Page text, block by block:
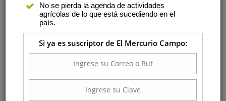
Aproleche Osorno desde 2010.
Universidad de Chile y cursó un
magíster en ciencias
Agropecuarias con mención en
gestión de sistemas pecuarios y
nutrición animal en la misma casa de estudios. Se ha
especializado en producción animal y posee sólidos
No se pierda la agenda de actividades
agrícolas de lo que está sucediendo en el
país.
Si ya es suscriptor de El Mercurio Campo: